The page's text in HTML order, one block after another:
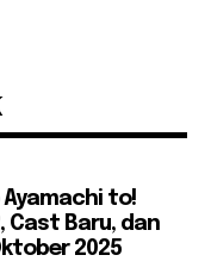
Ayamachi to!
Cast Baru, dan
2025